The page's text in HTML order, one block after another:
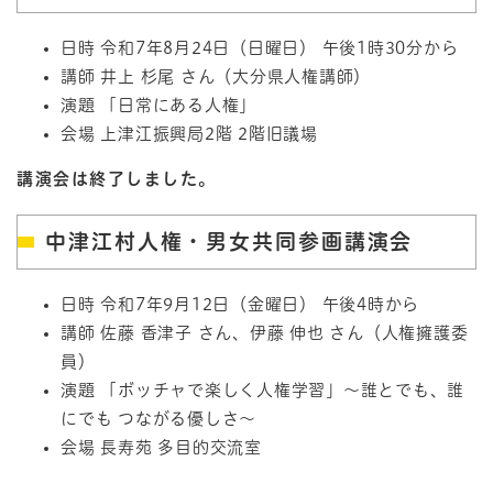
日時 令和7年8月24日（日曜日） 午後1時30分から
講師 井上 杉尾 さん（大分県人権講師）
演題 「日常にある人権」
会場 上津江振興局2階 2階旧議場
講演会は終了しました。
中津江村人権・男女共同参画講演会
日時 令和7年9月12日（金曜日） 午後4時から
講師 佐藤 香津子 さん、伊藤 伸也 さん（人権擁護委
員）
演題 「ボッチャで楽しく人権学習」～誰とでも、誰
にでも つながる優しさ～
会場 長寿苑 多目的交流室